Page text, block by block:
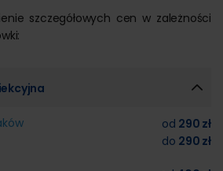
szczegółowych cen w zależności
od 290 zł
do 290 zł